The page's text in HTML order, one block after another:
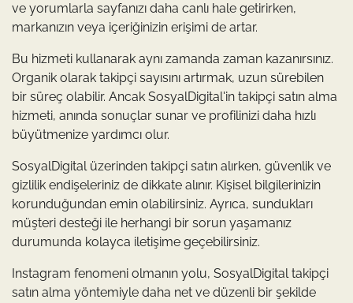
ve yorumlarla sayfanızı daha canlı hale getirirken,
markanızın veya içeriğinizin erişimi de artar.
Bu hizmeti kullanarak aynı zamanda zaman kazanırsınız.
Organik olarak takipçi sayısını artırmak, uzun sürebilen
bir süreç olabilir. Ancak SosyalDigital'in takipçi satın alma
hizmeti, anında sonuçlar sunar ve profilinizi daha hızlı
büyütmenize yardımcı olur.
SosyalDigital üzerinden takipçi satın alırken, güvenlik ve
gizlilik endişeleriniz de dikkate alınır. Kişisel bilgilerinizin
korunduğundan emin olabilirsiniz. Ayrıca, sundukları
müşteri desteği ile herhangi bir sorun yaşamanız
durumunda kolayca iletişime geçebilirsiniz.
Instagram fenomeni olmanın yolu, SosyalDigital takipçi
satın alma yöntemiyle daha net ve düzenli bir şekilde